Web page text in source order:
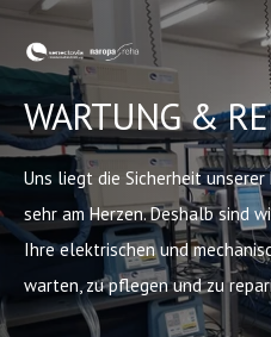
WARTUNG &
Uns liegt die Sicherheit unserer
sehr am Herzen. Deshalb sind
Ihre elektrischen und
warten, zu pflegen und zu